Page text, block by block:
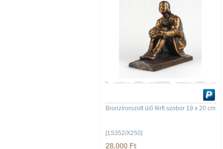
Bronzírorozott ülő férfi szobor 19 x 20 cm
[1S352/X250]
28.000 Ft